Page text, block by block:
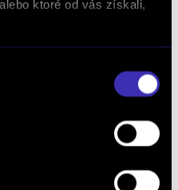
ktoré od vás získali,
diel